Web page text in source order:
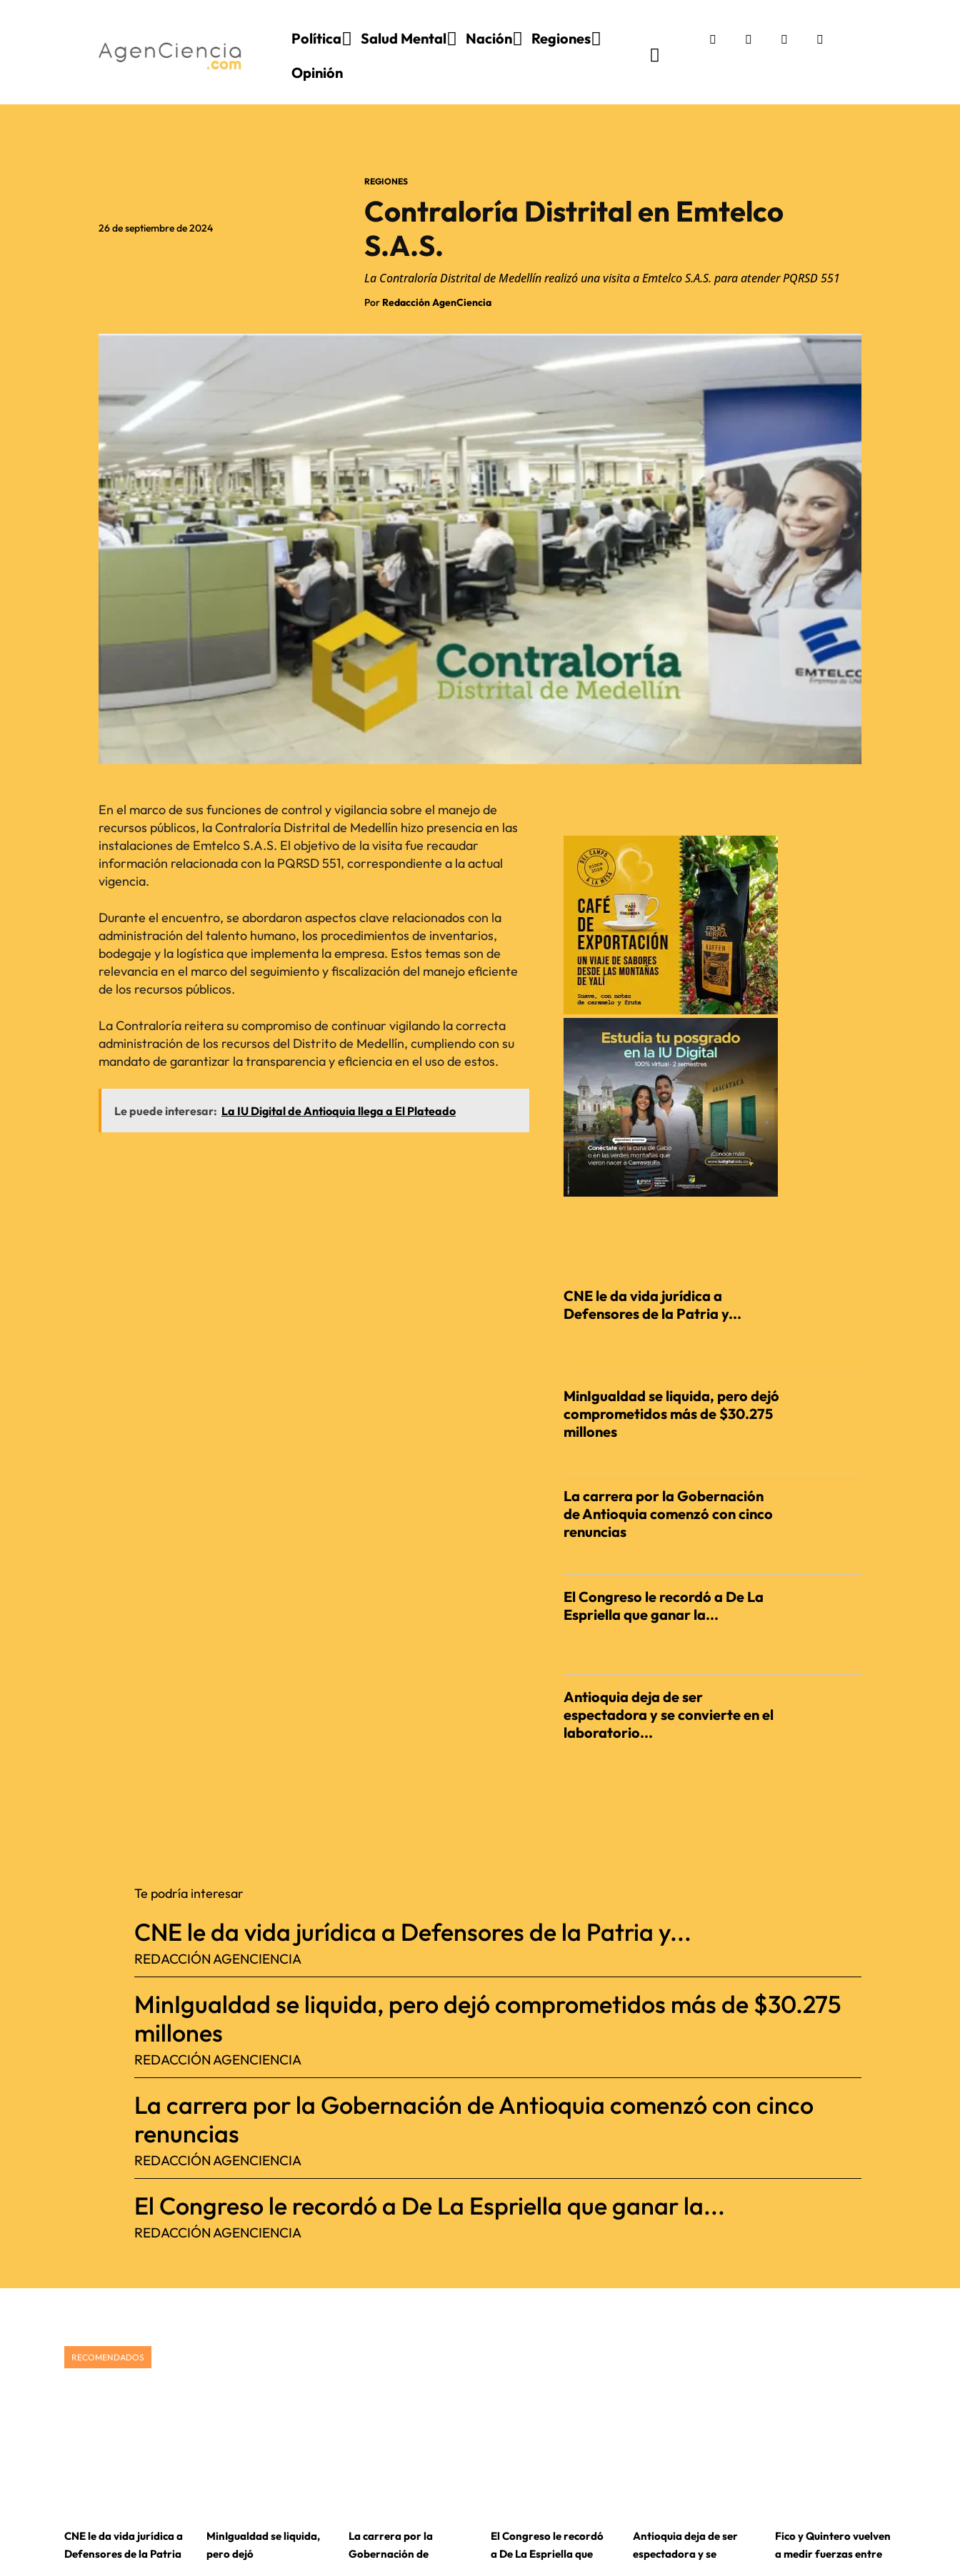
Política Salud Mental Nación
Regiones
Opinión
26 de septiembre de 2024
REGIONES
Contraloría Distrital en Emtelco
S.A.S.
La Contraloría Distrital de Medellín realizó una visita a Emtelco S.A.S. para atender PQRSD 551
Por Redacción AgenCiencia
En el marco de sus funciones de control y vigilancia sobre el manejo de
recursos públicos, la Contraloría Distrital de Medellín hizo presencia en las
instalaciones de Emtelco S.A.S. El objetivo de la visita fue recaudar
información relacionada con la PQRSD 551, correspondiente a la actual
vigencia.
Durante el encuentro, se abordaron aspectos clave relacionados con la
administración del talento humano, los procedimientos de inventarios,
bodegaje y la logística que implementa la empresa. Estos temas son de
relevancia en el marco del seguimiento y fiscalización del manejo eficiente
de los recursos públicos.
La Contraloría reitera su compromiso de continuar vigilando la correcta
administración de los recursos del Distrito de Medellín, cumpliendo con su
mandato de garantizar la transparencia y eficiencia en el uso de estos.
Le puede interesar: La IU Digital de Antioquia llega a El Plateado
CNE le da vida jurídica a
Defensores de la Patria y...
MinIgualdad se liquida, pero dejó
comprometidos más de $30.275
millones
La carrera por la Gobernación
de Antioquia comenzó con cinco
renuncias
El Congreso le recordó a De La
Espriella que ganar la...
Antioquia deja de ser
espectadora y se convierte en el
laboratorio...
Te podría interesar
CNE le da vida jurídica a Defensores de la Patria y...
REDACCIÓN AGENCIENCIA
MinIgualdad se liquida, pero dejó comprometidos más de $30.275
millones
REDACCIÓN AGENCIENCIA
La carrera por la Gobernación de Antioquia comenzó con cinco
renuncias
REDACCIÓN AGENCIENCIA
El Congreso le recordó a De La Espriella que ganar la...
REDACCIÓN AGENCIENCIA
RECOMENDADOS
CNE le da vida jurídica a
Defensores de la Patria
MinIgualdad se liquida,
pero dejó
La carrera por la
Gobernación de
El Congreso le recordó
a De La Espriella que
Antioquia deja de ser
espectadora y se
Fico y Quintero vuelven
a medir fuerzas entre